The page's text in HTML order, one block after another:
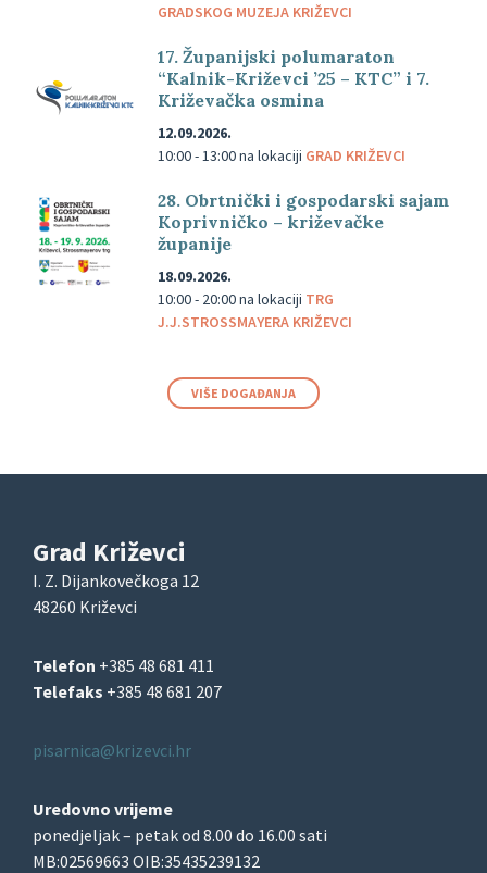
GRADSKOG MUZEJA KRIŽEVCI
17. Županijski polumaraton
“Kalnik-Križevci ’25 – KTC” i 7.
Križevačka osmina
12.09.2026.
10:00 - 13:00na lokaciji GRAD KRIŽEVCI
28. Obrtnički i gospodarski sajam
Koprivničko – križevačke
županije
18.09.2026.
10:00 - 20:00na lokaciji TRG
J.J.STROSSMAYERA KRIŽEVCI
VIŠE DOGAĐANJA
Grad Križevci
I. Z. Dijankovečkoga 12
48260 Križevci
Telefon +385 48 681 411
Telefaks +385 48 681 207
pisarnica@krizevci.hr
Uredovno vrijeme
ponedjeljak – petak od 8.00 do 16.00 sati
MB:02569663 OIB:35435239132